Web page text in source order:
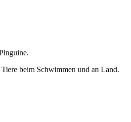
beim Schwimmen und an Land.